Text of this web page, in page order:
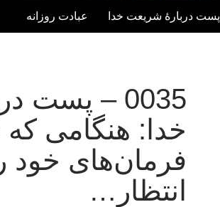
پست دربارهٔ شریعت خدا عبادت روزانه
0035 –
خدا: هنگامی که
فرمان‌های خود
انتظار…